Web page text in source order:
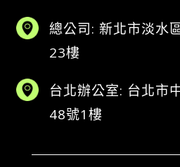
總公司: 新北市淡水
23樓
台北辦公室: 台北市
48號1樓